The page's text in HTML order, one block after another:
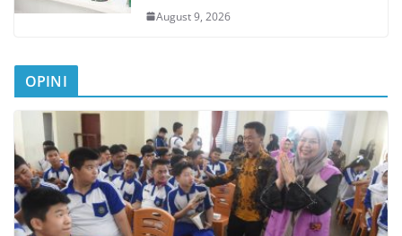
August 9, 2026
OPINI